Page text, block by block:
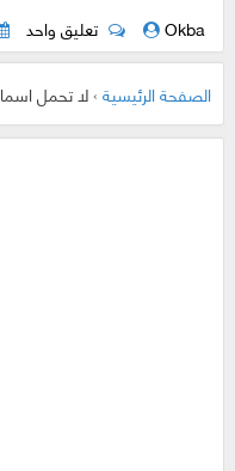
Okba تعليق واحد
الصفحة الرئيسية›لا تحمل اسما